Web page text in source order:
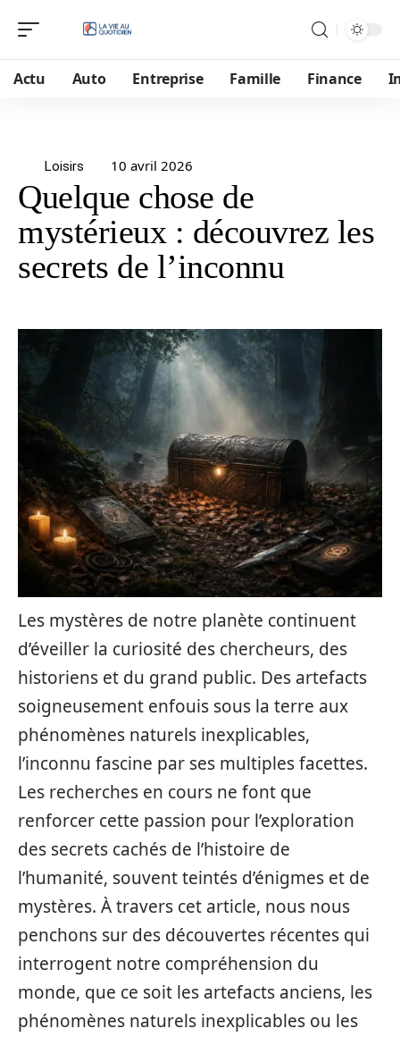
Actu Auto Entreprise Famille Finance
Loisirs 10 avril 2026
Quelque chose de
mystérieux : découvrez les
secrets de l’inconnu
Les mystères de notre planète continuent
d’éveiller la curiosité des chercheurs, des
historiens et du grand public. Des artefacts
soigneusement enfouis sous la terre aux
phénomènes naturels inexplicables,
l’inconnu fascine par ses multiples facettes.
Les recherches en cours ne font que
renforcer cette passion pour l’exploration
des secrets cachés de l’histoire de
l’humanité, souvent teintés d’énigmes et de
mystères. À travers cet article, nous nous
penchons sur des découvertes récentes qui
interrogent notre compréhension du
monde, que ce soit les artefacts anciens, les
phénomènes naturels inexplicables ou les